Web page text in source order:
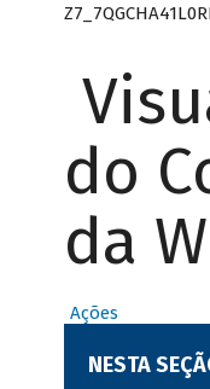
do
da
Ações
NESTA